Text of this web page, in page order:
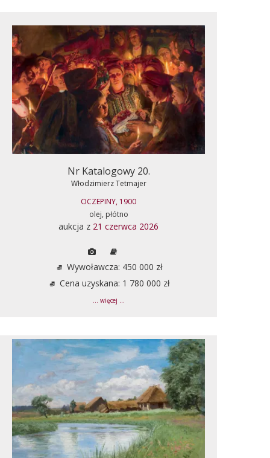
Nr Katalogowy 20.
Włodzimierz Tetmajer
OCZEPINY, 1900
olej, płótno
aukcja z 21 czerwca 2026
Wywoławcza: 450 000 zł
Cena uzyskana: 1 780 000 zł
... więcej ...